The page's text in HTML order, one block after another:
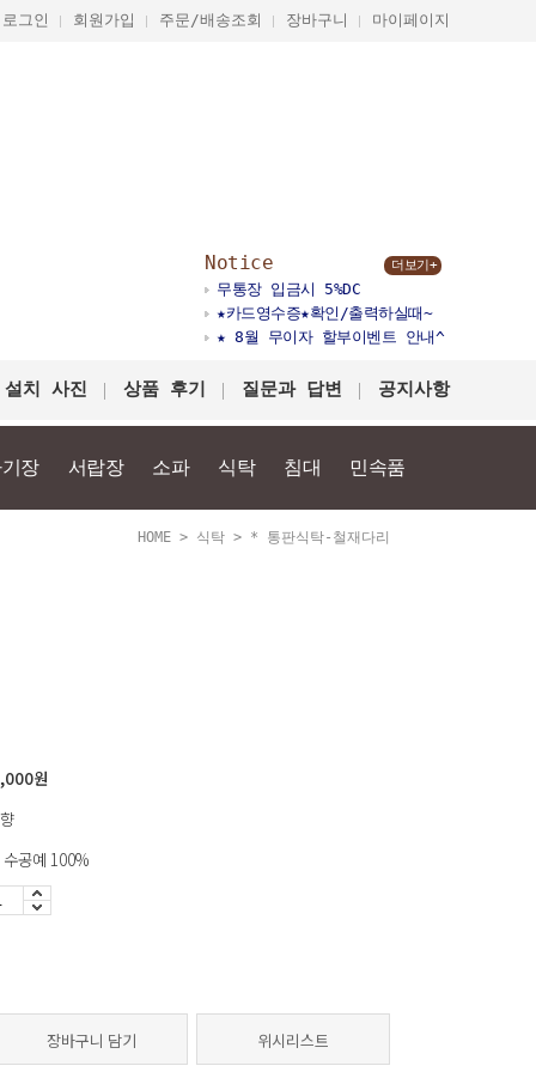
로그인 회원가입 주문/배송조회 장바구니 마이페이지
Notice 더보기+
무통장 입금시 5%DC
★카드영수증★확인/출력하실때~
★ 8월 무이자 할부이벤트 안내^
치 사진 상품 후기 질문과 답변 공지사항
장 서랍장 소파 식탁 침대 민속품
HOME > 식탁 > * 통판식탁-철재다리
원
공예 100%
장바구니 담기 위시리스트